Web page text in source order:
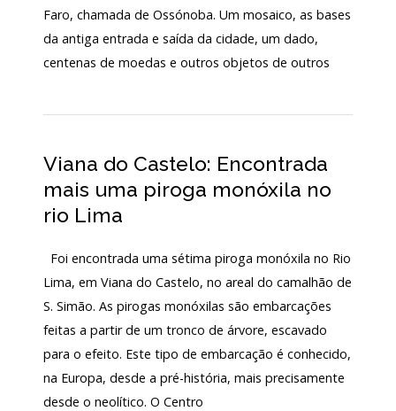
Login
Início
MNA
ESCUTA
ANOS
Exposições
Cooperação
Faro, chamada de Ossónoba. Um mosaico, as bases
da antiga entrada e saída da cidade, um dado,
centenas de moedas e outros objetos de outros
Viana do Castelo: Encontrada
mais uma piroga monóxila no
rio Lima
Foi encontrada uma sétima piroga monóxila no Rio
Lima, em Viana do Castelo, no areal do camalhão de
S. Simão. As pirogas monóxilas são embarcações
feitas a partir de um tronco de árvore, escavado
para o efeito. Este tipo de embarcação é conhecido,
na Europa, desde a pré-história, mais precisamente
desde o neolítico. O Centro